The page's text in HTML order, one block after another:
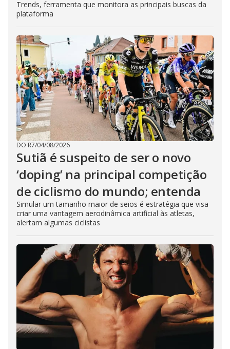
Trends, ferramenta que monitora as principais buscas da
plataforma
DO R7/04/08/2026
Sutiã é suspeito de ser o novo
‘doping’ na principal competição
de ciclismo do mundo; entenda
Simular um tamanho maior de seios é estratégia que visa
criar uma vantagem aerodinâmica artificial às atletas,
alertam algumas ciclistas